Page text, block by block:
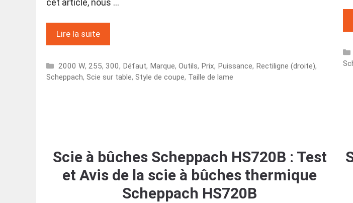
Lire la suite
Catégories
2000 W,255,300, Défaut, Marque,Outils, Prix, Puissance, Rectiligne (droite),
Scheppach, Scie sur table, Style de coupe, Taille de lame
Scie à bûches Scheppach HS720B : Test
et Avis de la scie à bûches thermique
Scheppach HS720B